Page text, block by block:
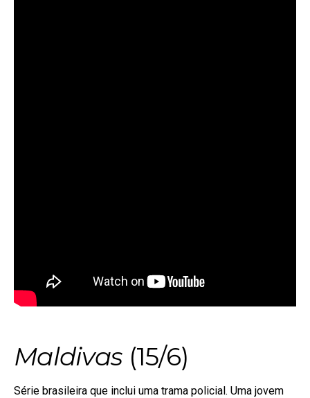
Maldivas (15/6)
Série brasileira que inclui uma trama policial. Uma jovem